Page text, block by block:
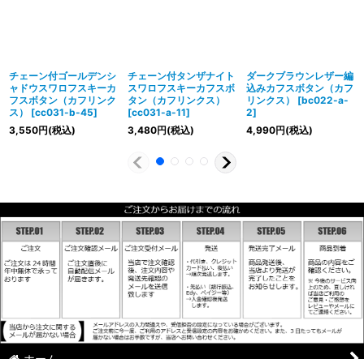
チェーン付ゴールデンシ
ャドウスワロフスキーカ
フスボタン（カフリンク
ス）
[cc031-b-45]
3,550円(税込)
チェーン付タンザナイト
スワロフスキーカフスボ
タン（カフリンクス）
[cc031-a-11]
3,480円(税込)
ダークブラウンレザー編
込みカフスボタン（カフ
リンクス）
[bc022-a-
2]
4,990円(税込)